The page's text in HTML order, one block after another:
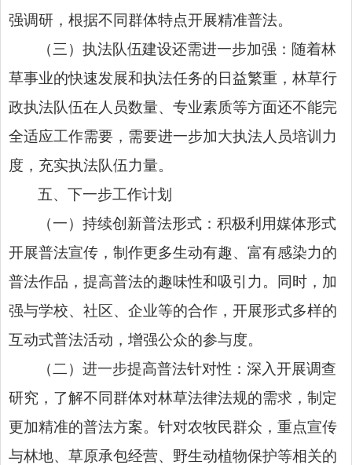
强调研，根据不同群体特点开展精准普法。
（三）执法队伍建设还需进一步加强：随着林
草事业的快速发展和执法任务的日益繁重，林草行
政执法队伍在人员数量、专业素质等方面还不能完
全适应工作需要，需要进一步加大执法人员培训力
度，充实执法队伍力量。
五、下一步工作计划
（一）持续创新普法形式：积极利用媒体形式
开展普法宣传，制作更多生动有趣、富有感染力的
普法作品，提高普法的趣味性和吸引力。同时，加
强与学校、社区、企业等的合作，开展形式多样的
互动式普法活动，增强公众的参与度。
（二）进一步提高普法针对性：深入开展调查
研究，了解不同群体对林草法律法规的需求，制定
更加精准的普法方案。针对农牧民群众，重点宣传
与林地、草原承包经营、野生动植物保护等相关的